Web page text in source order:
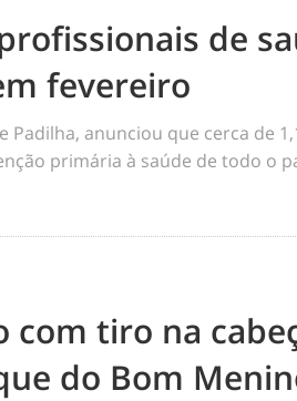
de
fevereiro
Padilha, anunciou que cerca de
primária à saúde de todo o
com tiro na
do Bom